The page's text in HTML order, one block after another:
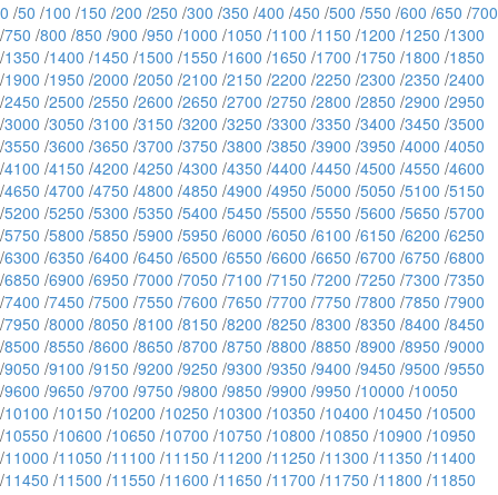
0 /50 /100 /150 /200 /250 /300 /350 /400 /450 /500 /550 /600 /650 /700
/750 /800 /850 /900 /950 /1000 /1050 /1100 /1150 /1200 /1250 /1300
/1350 /1400 /1450 /1500 /1550 /1600 /1650 /1700 /1750 /1800 /1850
/1900 /1950 /2000 /2050 /2100 /2150 /2200 /2250 /2300 /2350 /2400
/2450 /2500 /2550 /2600 /2650 /2700 /2750 /2800 /2850 /2900 /2950
/3000 /3050 /3100 /3150 /3200 /3250 /3300 /3350 /3400 /3450 /3500
/3550 /3600 /3650 /3700 /3750 /3800 /3850 /3900 /3950 /4000 /4050
/4100 /4150 /4200 /4250 /4300 /4350 /4400 /4450 /4500 /4550 /4600
/4650 /4700 /4750 /4800 /4850 /4900 /4950 /5000 /5050 /5100 /5150
/5200 /5250 /5300 /5350 /5400 /5450 /5500 /5550 /5600 /5650 /5700
/5750 /5800 /5850 /5900 /5950 /6000 /6050 /6100 /6150 /6200 /6250
/6300 /6350 /6400 /6450 /6500 /6550 /6600 /6650 /6700 /6750 /6800
/6850 /6900 /6950 /7000 /7050 /7100 /7150 /7200 /7250 /7300 /7350
/7400 /7450 /7500 /7550 /7600 /7650 /7700 /7750 /7800 /7850 /7900
/7950 /8000 /8050 /8100 /8150 /8200 /8250 /8300 /8350 /8400 /8450
/8500 /8550 /8600 /8650 /8700 /8750 /8800 /8850 /8900 /8950 /9000
/9050 /9100 /9150 /9200 /9250 /9300 /9350 /9400 /9450 /9500 /9550
/9600 /9650 /9700 /9750 /9800 /9850 /9900 /9950 /10000 /10050
/10100 /10150 /10200 /10250 /10300 /10350 /10400 /10450 /10500
/10550 /10600 /10650 /10700 /10750 /10800 /10850 /10900 /10950
/11000 /11050 /11100 /11150 /11200 /11250 /11300 /11350 /11400
/11450 /11500 /11550 /11600 /11650 /11700 /11750 /11800 /11850